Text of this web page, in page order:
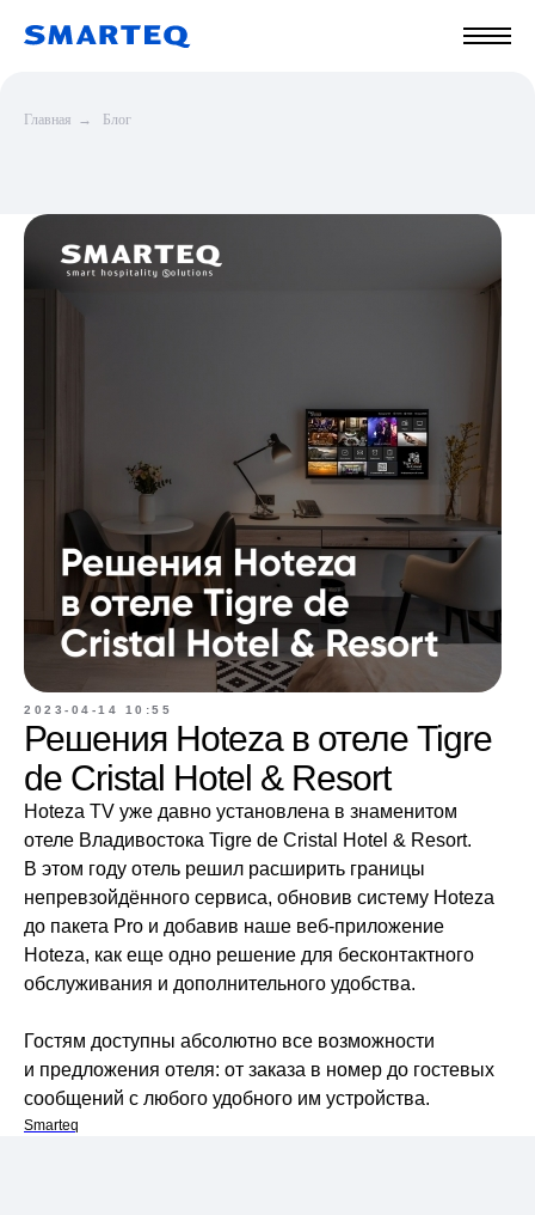
Главная → Блог
2023-04-14 10:55
Решения Hoteza в отеле Tigre
de Cristal Hotel & Resort
Hoteza TV уже давно установлена в знаменитом
отеле Владивостока Tigre de Cristal Hotel & Resort.
В этом году отель решил расширить границы
непревзойдённого сервиса, обновив систему Hoteza
до пакета Pro и добавив наше веб-приложение
Hoteza, как еще одно решение для бесконтактного
обслуживания и дополнительного удобства.
Гостям доступны абсолютно все возможности
и предложения отеля: от заказа в номер до гостевых
сообщений с любого удобного им устройства.
Smarteq